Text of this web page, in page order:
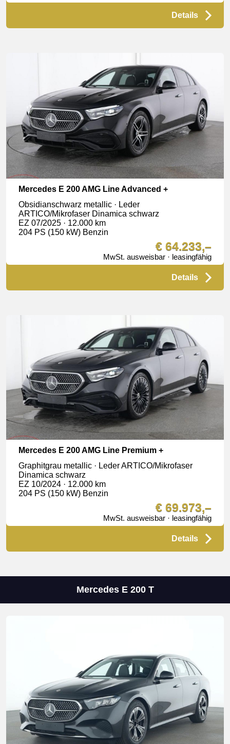
Details
Mercedes E 200 AMG Line Advanced +
Obsidianschwarz metallic · Leder
ARTICO/Mikrofaser Dinamica schwarz
EZ 07/2025 · 12.000 km
204 PS (150 kW) Benzin
€ 64.233,–
MwSt. ausweisbar · leasingfähig
Details
Mercedes E 200 AMG Line Premium +
Graphitgrau metallic · Leder ARTICO/Mikrofaser
Dinamica schwarz
EZ 10/2024 · 12.000 km
204 PS (150 kW) Benzin
€ 69.973,–
MwSt. ausweisbar · leasingfähig
Details
Mercedes E 200 T